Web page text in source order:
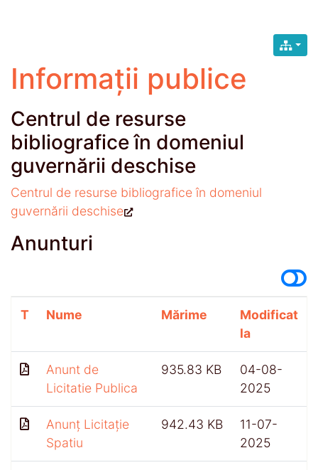
Informații publice
Centrul de resurse
bibliografice în domeniul
guvernării deschise
Centrul de resurse bibliografice în domeniul
guvernării deschise
Anunturi
T Nume Mărime
Modificat
la
Anunt de
Licitatie Publica
935.83 KB
04-08-
2025
Anunț Licitație
Spatiu
942.43 KB
11-07-
2025